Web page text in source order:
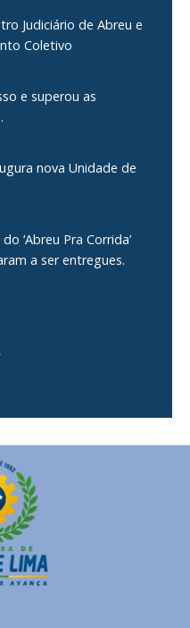
Judiciário de Abreu e
Coletivo
e superou as
nova Unidade de
‘Abreu Pra Corrida’
a ser entregues.